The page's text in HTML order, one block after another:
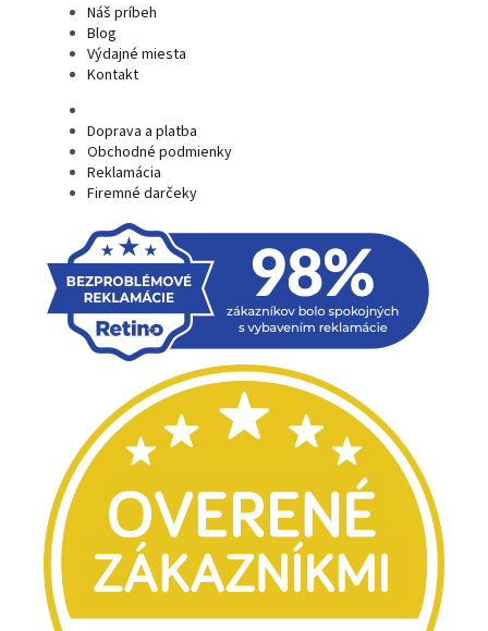
Náš príbeh
Blog
Výdajné miesta
Kontakt
Doprava a platba
Obchodné podmienky
Reklamácia
Firemné darčeky